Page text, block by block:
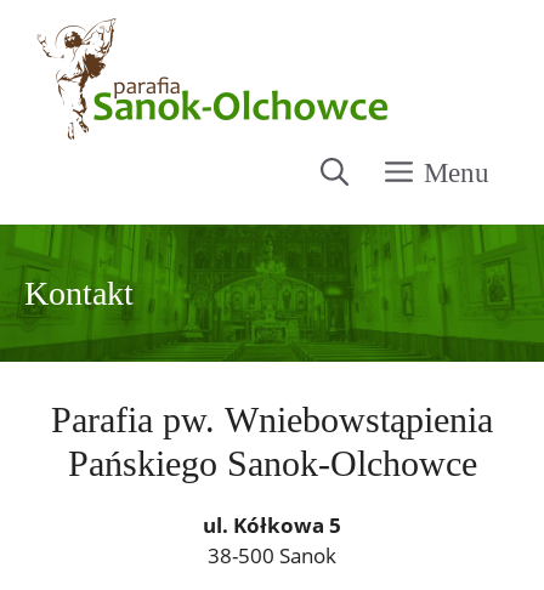
Menu
Kontakt
Parafia pw. Wniebowstąpienia
Pańskiego Sanok-Olchowce
ul. Kółkowa 5
38-500 Sanok